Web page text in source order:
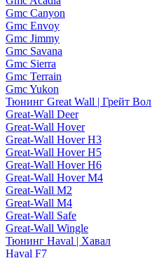
Gmc Canyon
Gmc Envoy
Gmc Jimmy
Gmc Savana
Gmc Sierra
Gmc Terrain
Gmc Yukon
Тюнинг Great Wall | Грейт Вол
Great-Wall Deer
Great-Wall Hover
Great-Wall Hover H3
Great-Wall Hover H5
Great-Wall Hover H6
Great-Wall Hover M4
Great-Wall M2
Great-Wall M4
Great-Wall Safe
Great-Wall Wingle
Тюнинг Haval | Хавал
Haval F7